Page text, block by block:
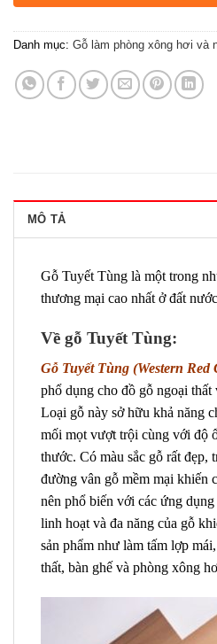
Danh mục: Gỗ làm phòng xông hơi và
MÔ TẢ
Gỗ Tuyết Tùng là một trong
thương mại cao nhất ở đất
Về gỗ Tuyết Tùng:
Gỗ Tuyết Tùng (Western Red
phổ dụng cho đồ gỗ ngoại thất
Loại gỗ này sở hữu khả năng
mối mọt vượt trội cùng với độ
thước. Có màu sắc gỗ rất đẹp,
đường vân gỗ mềm mại khiến
nên phổ biến với các ứng
linh hoạt và đa năng của gỗ
sản phẩm như làm tấm lợp
thất, bàn ghế và phòng xông